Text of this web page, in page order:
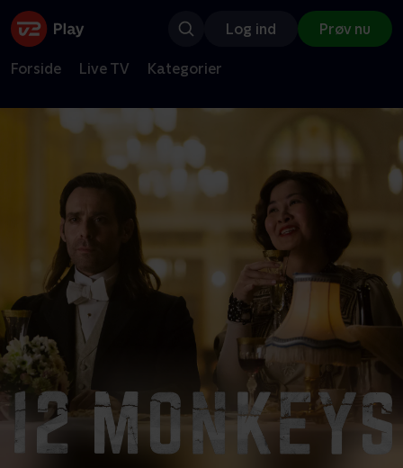
Log ind Prøv nu
Forside Live TV Kategorier